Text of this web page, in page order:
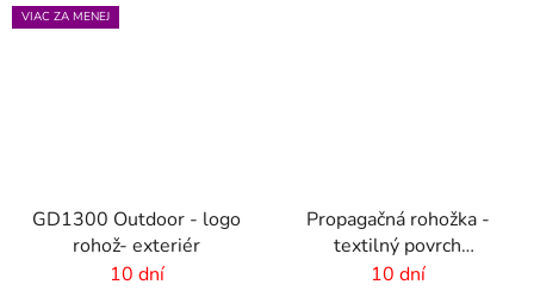
VIAC ZA MENEJ
GD1300 Outdoor - logo
rohož- exteriér
10 dní
Propagačná rohožka -
textilný povrch
-75x50cm
10 dní